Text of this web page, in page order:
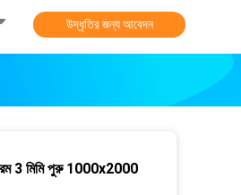
উদ্ধৃতির জন্য আবেদন
3 মিমি পুরু 1000x2000